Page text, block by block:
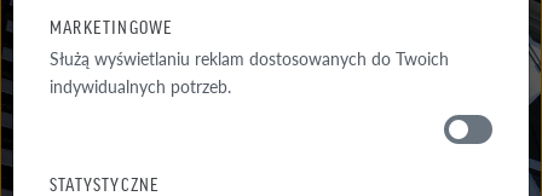
MARKETINGOWE
Służą wyświetlaniu reklam dostosowanych do Twoich
indywidualnych potrzeb.
STATYSTYCZNE